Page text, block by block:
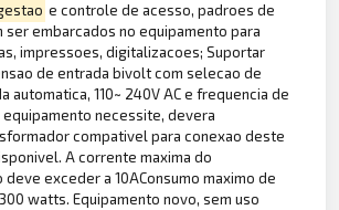
e controle de acesso, padroes de
ser embarcados no equipamento para
impressoes, digitalizacoes; Suportar
de entrada bivolt com selecao de
automatica, 110~ 240V AC e frequencia de
equipamento necessite, devera
compativel para conexao deste
A corrente maxima do
exceder a 10AConsumo maximo de
watts. Equipamento novo, sem uso